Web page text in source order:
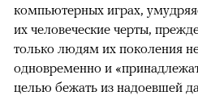
компьютерных играх,
их человеческие черты,
только людям их поколения
одновременно и
целью бежать из надоевшей